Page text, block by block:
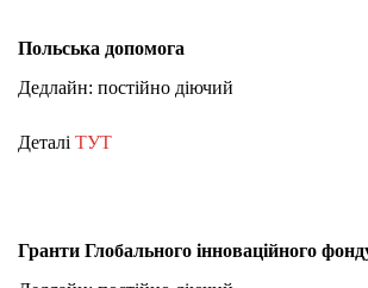
Польська допомога
Дедлайн: постійно діючий
Деталі ТУТ
Гранти Глобального інноваційного